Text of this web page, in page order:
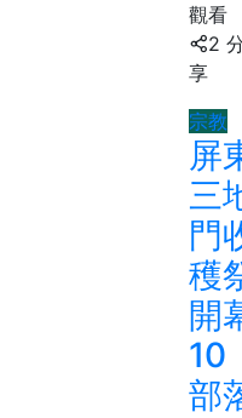
觀看
2
享
宗教
屏
三
門
穫
開
10
部